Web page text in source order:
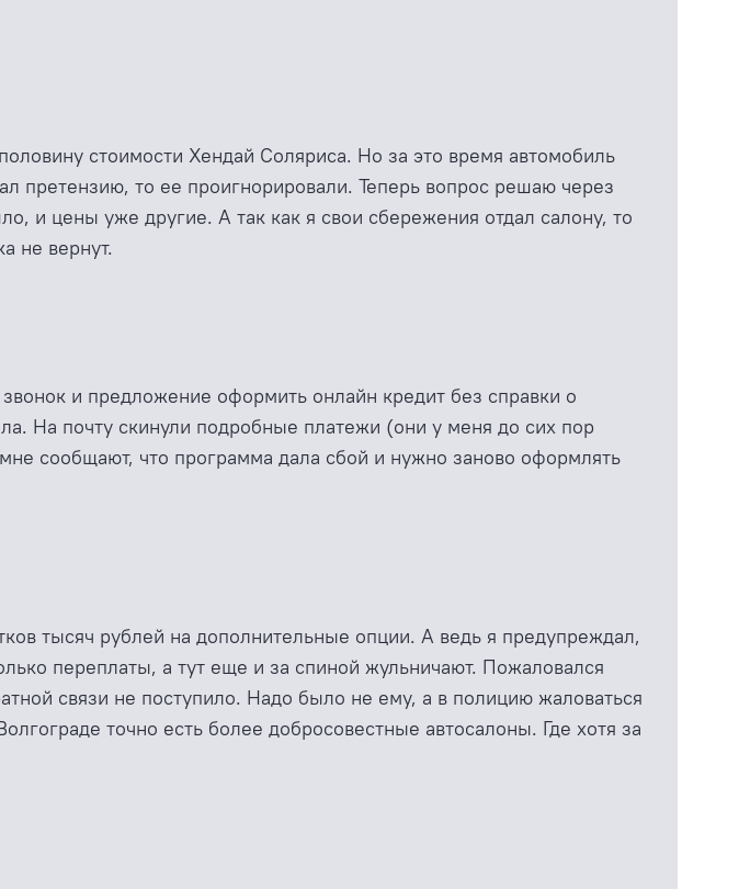
стоимости Хендай Соляриса. Но за это время автомобиль
претензию, то ее проигнорировали. Теперь вопрос решаю через
и цены уже другие. А так как я свои сбережения отдал салону, то
не вернут.
и предложение оформить онлайн кредит без справки о
На почту скинули подробные платежи (они у меня до сих пор
сообщают, что программа дала сбой и нужно заново оформлять
тысяч рублей на дополнительные опции. А ведь я предупреждал,
переплаты, а тут еще и за спиной жульничают. Пожаловался
связи не поступило. Надо было не ему, а в полицию жаловаться
точно есть более добросовестные автосалоны. Где хотя за